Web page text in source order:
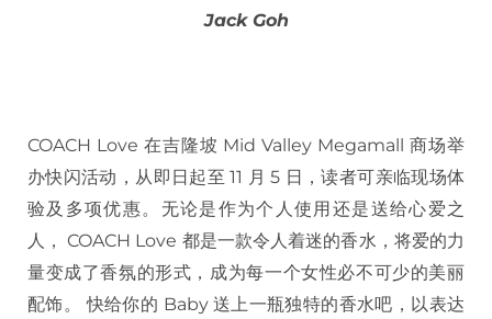
Jack Goh
COACH Love 在吉隆坡 Mid Valley Megamall 商场举
办快闪活动，从即日起至 11 月 5 日，读者可亲临现场体
验及多项优惠。无论是作为个人使用还是送给心爱之
人， COACH Love 都是一款令人着迷的香水，将爱的力
量变成了香氛的形式，成为每一个女性必不可少的美丽
配饰。 快给你的 Baby 送上一瓶独特的香水吧，以表达